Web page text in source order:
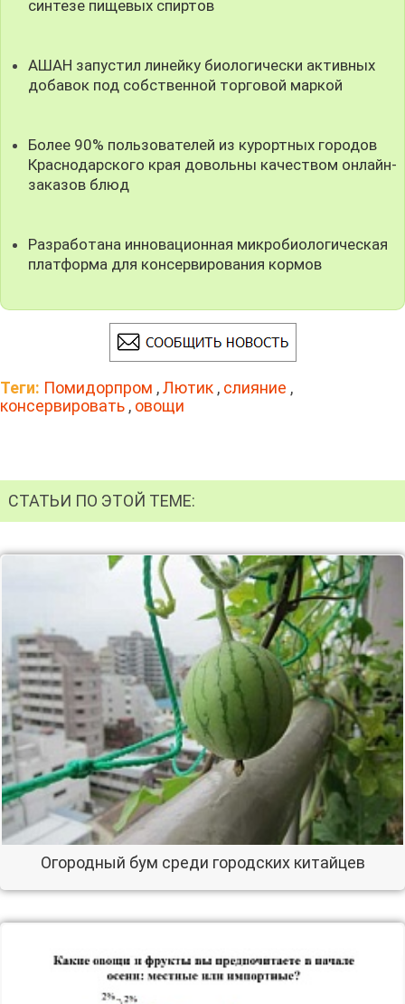
синтезе пищевых спиртов
АШАН запустил линейку биологически активных
добавок под собственной торговой маркой
Более 90% пользователей из курортных городов
Краснодарского края довольны качеством онлайн-
заказов блюд
Разработана инновационная микробиологическая
платформа для консервирования кормов
Теги: Помидорпром ,Лютик , слияние ,
консервировать , овощи
СТАТЬИ ПО ЭТОЙ ТЕМЕ:
Огородный бум среди городских китайцев